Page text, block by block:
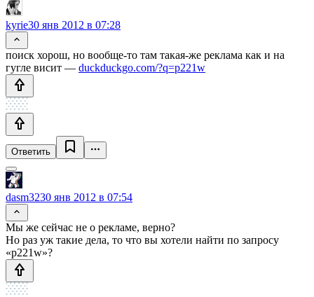
kyrie30 янв 2012 в 07:28
поиск хорош, но вообще-то там такая-же реклама как и на
гугле висит — duckduckgo.com/?q=p221w
Ответить
dasm3230 янв 2012 в 07:54
Мы же сейчас не о рекламе, верно?
Но раз уж такие дела, то что вы хотели найти по запросу
«p221w»?